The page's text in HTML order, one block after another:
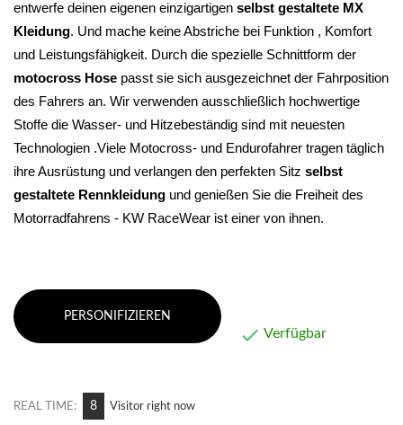
entwerfe deinen eigenen einzigartigen selbst gestaltete MX
Kleidung. Und mache keine Abstriche bei Funktion , Komfort
und Leistungsfähigkeit.
motocross Hose passt sie sich ausgezeichnet der Fahrposition
des Fahrers an. Wir verwenden ausschließlich hochwertige
Stoffe die Wasser- und Hitzebeständig sind mit neuesten
Technologien .Viele Motocross- und Endurofahrer tragen täglich
ihre Ausrüstung und verlangen den perfekten Sitz selbst
gestaltete Rennkleidung und genießen Sie die Freiheit des
Motorradfahrens - KW RaceWear ist einer von ihnen.
PERSONIFIZIEREN
 Verfügbar
REAL TIME: 12 Visitor right now